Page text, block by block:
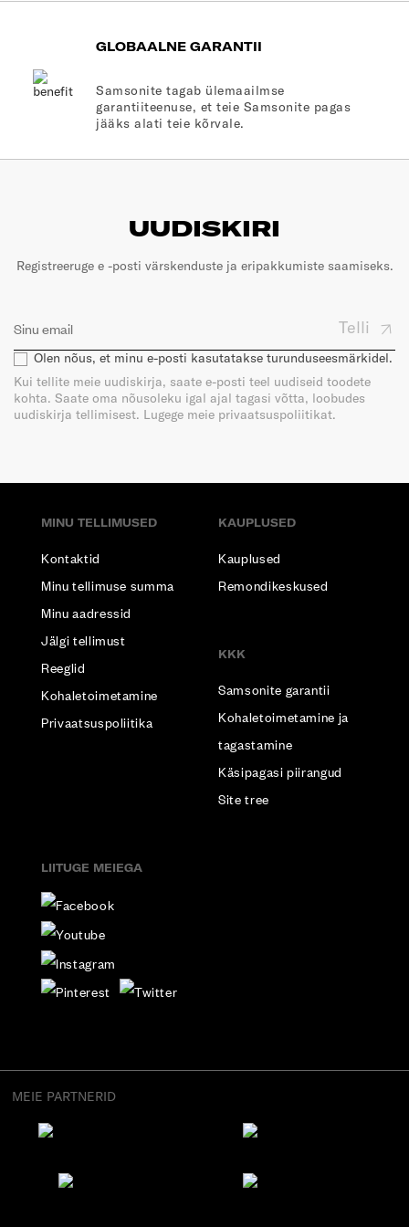
GLOBAALNE GARANTII
Samsonite tagab ülemaailmse
garantiiteenuse, et teie Samsonite pagas
jääks alati teie kõrvale.
UUDISKIRI
Registreeruge e -posti värskenduste ja eripakkumiste saamiseks.
Telli
Olen nõus, et minu e-posti kasutatakse turunduseesmärkidel.
Kui tellite meie uudiskirja, saate e-posti teel uudiseid toodete
kohta. Saate oma nõusoleku igal ajal tagasi võtta, loobudes
uudiskirja tellimisest. Lugege meie privaatsuspoliitikat.
MINU TELLIMUSED
Kontaktid
Minu tellimuse summa
Minu aadressid
Jälgi tellimust
Reeglid
Kohaletoimetamine
Privaatsuspoliitika
KAUPLUSED
Kauplused
Remondikeskused
KKK
Samsonite garantii
Kohaletoimetamine ja
tagastamine
Käsipagasi piirangud
Site tree
LIITUGE MEIEGA
MEIE PARTNERID